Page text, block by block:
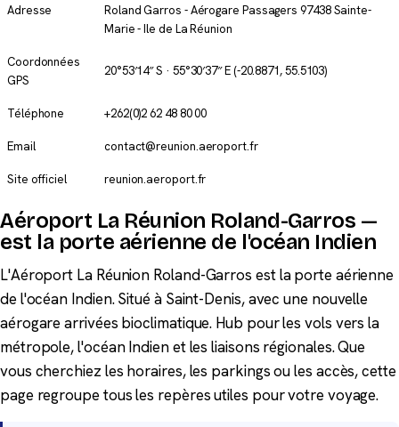
Adresse
Roland Garros - Aérogare Passagers 97438 Sainte-
Marie - Ile de La Réunion
Coordonnées
GPS
20°53′14″ S · 55°30′37″ E(-20.8871, 55.5103)
Téléphone +262(0)2 62 48 80 00
Email contact@reunion.aeroport.fr
Site officiel reunion.aeroport.fr
Aéroport La Réunion Roland-Garros —
est la porte aérienne de l'océan Indien
L'Aéroport La Réunion Roland-Garros est la porte aérienne
de l'océan Indien. Situé à Saint-Denis, avec une nouvelle
aérogare arrivées bioclimatique. Hub pour les vols vers la
métropole, l'océan Indien et les liaisons régionales. Que
vous cherchiez les horaires, les parkings ou les accès, cette
page regroupe tous les repères utiles pour votre voyage.